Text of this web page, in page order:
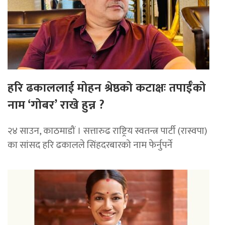
हरि ढकाललाई मोहन श्रेष्ठको कटाक्षः तपाईँको
नाम ‘गोबर’ राखे हुन्न ?
२४ साउन, काठमाडौं । सत्तारुढ राष्ट्रिय स्वतन्त्र पार्टी (रास्वपा)
का सांसद हरि ढकालले सिंहदरबारको नाम फेर्नुपर्ने